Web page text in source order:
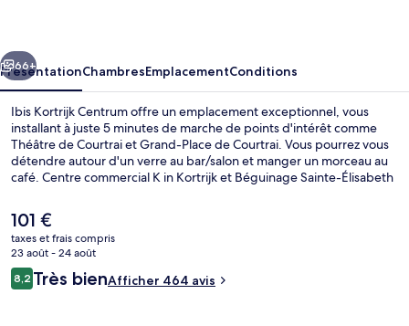
Suivant
66+
PrésentationChambresEmplacementConditions
Ibis Kortrijk Centrum offre un emplacement exceptionnel, vous
installant à juste 5 minutes de marche de points d'intérêt comme
Théâtre de Courtrai et Grand-Place de Courtrai. Vous pourrez vous
détendre autour d'un verre au bar/salon et manger un morceau au
café. Centre commercial K in Kortrijk et Béguinage Sainte-Élisabeth
voyageurs adorent le personnel attentionné.
Le
prix
actuel
est
de
101 €
taxes et frais compris
23 août - 24 août
Avis
voyageurs
8,28,2 sur 10
Très bienAfficher 464 avis